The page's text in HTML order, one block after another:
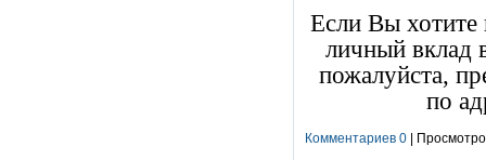
Если Вы хотите
личный вклад
пожалуйста,
по
Комментариев 0 |